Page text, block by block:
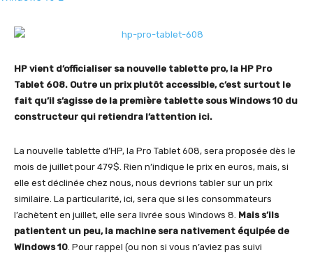
HP vient d’officialiser sa nouvelle tablette pro, la HP Pro
Tablet 608. Outre un prix plutôt accessible, c’est surtout le
fait qu’il s’agisse de la première tablette sous Windows 10 du
constructeur qui retiendra l’attention ici.
La nouvelle tablette d’HP, la Pro Tablet 608, sera proposée dès le
mois de juillet pour 479$. Rien n’indique le prix en euros, mais, si
elle est déclinée chez nous, nous devrions tabler sur un prix
similaire. La particularité, ici, sera que si les consommateurs
l’achètent en juillet, elle sera livrée sous Windows 8. Mais s’ils
patientent un peu, la machine sera nativement équipée de
Windows 10. Pour rappel (ou non si vous n’aviez pas suivi